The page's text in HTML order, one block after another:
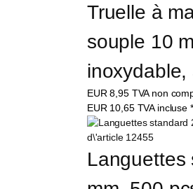
Truelle à
souple 10
inoxydable,
EUR8,95 TVA non
EUR 10,65 TVA incluse *
Languettes